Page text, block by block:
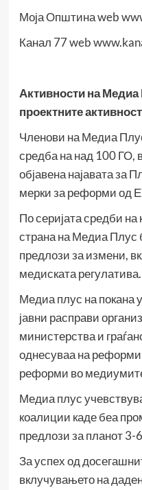
Моја Општина web
Канал 77 web
Активности на
проектните
Членови на Медиа
средба на над 100 ГО,
објавена најавата за
мерки за реформи од
По серијата средби
страна на Медиа Плус
предлози за измени,
медиската регулатива.
Медиа плус на покана
јавни расправи
министерства и
однесуваа на реформи
реформи во
Медиа плус
коалиции каде беа
предлози за планот 3-
За успех од
вклучувањето на